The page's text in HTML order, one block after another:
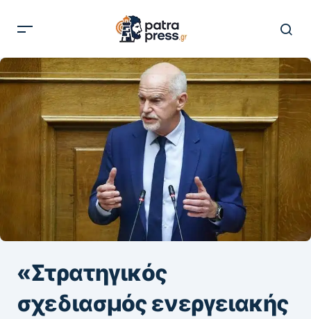
«Στρατηγικός
σχεδιασμός ενεργειακής